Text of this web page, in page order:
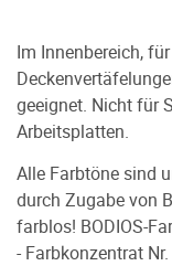
Im Innenbereich,
geeignet. Nicht für
Arbeitsplatten.
Alle Farbtöne sind
durch Zugabe von
farblos! BODIOS-
- Farbkonzentrat